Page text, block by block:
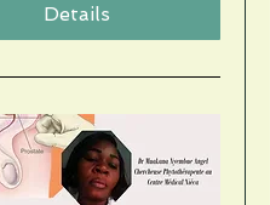
Details